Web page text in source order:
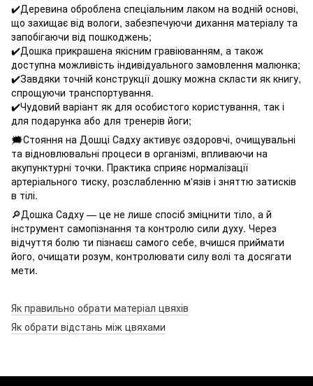
✔️Деревина оброблена спеціальним лаком на водній основі,
що захищає від вологи, забезпечуючи дихання матеріалу та
запобігаючи від пошкоджень;
✔️Дошка прикрашена якісним гравіюванням, а також
доступна можливість індивідуального замовлення малюнка;
✔️Завдяки точній конструкції дошку можна скласти як книгу,
спрощуючи транспортування.
✔️Чудовий варіант як для особистого користування, так і
для подарунка або для тренерів йоги;
🗯Стояння на Дошці Садху активує оздоровчі, очищувальні
та відновлювальні процеси в організмі, впливаючи на
акупунктурні точки. Практика сприяє нормалізації
артеріального тиску, розслабленню м'язів і зняттю затисків
в тілі.
🔎Дошка Садху — це не лише спосіб зміцнити тіло, а й
інструмент самопізнання та контролю сили духу. Через
відчуття болю ти пізнаєш самого себе, вчишся приймати
його, очищати розум, контролювати силу волі та досягати
мети.
Як правильно обрати матеріал цвяхів
Як обрати відстань між цвяхами